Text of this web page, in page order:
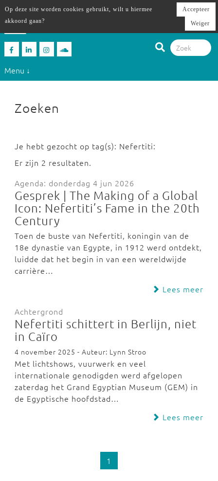
Menu ↓
Zoeken
Je hebt gezocht op tag(s): Nefertiti:
Er zijn 2 resultaten.
Agenda: donderdag 4 jun 2026
Gesprek | The Making of a Global
Icon: Nefertiti’s Fame in the 20th
Century
Toen de buste van Nefertiti, koningin van de
18e dynastie van Egypte, in 1912 werd ontdekt,
luidde dat het begin in van een wereldwijde
carrière…
Lees meer
Achtergrond
Nefertiti schittert in Berlijn, niet
in Caïro
4 november 2025 - Auteur: Lynn Stroo
Met lichtshows, vuurwerk en veel
internationale genodigden werd afgelopen
zaterdag het Grand Egyptian Museum (GEM) in
de Egyptische hoofdstad…
Lees meer
1
Op deze site worden cookies gebruikt, wilt u hiermee
akkoord gaan?
Accepteer
Weiger